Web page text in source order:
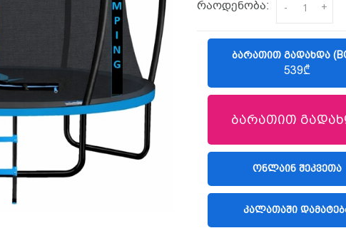
რაოდენობა: - +
ᲑᲐᲠᲐᲗᲘᲗ ᲒᲐᲓᲐᲮᲓᲐ
539₾
ბარათით
(LIBERTY)
ᲝᲜᲚᲐᲘᲜ ᲨᲔᲙᲕᲔᲗᲐ
ᲙᲐᲚᲐᲗᲐᲨᲘ